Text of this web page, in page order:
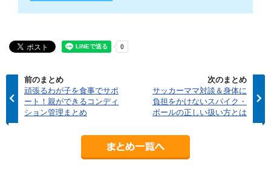
前のまとめ
頑張るわが子を食事でサポ
ート！親ができるコンディ
ション管理まとめ
次のまとめ
サッカーママ対談＆身体に
負担をかけないスパイク・
ボールの正しい扱い方とは